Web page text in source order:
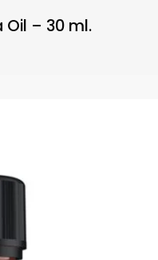
Oil – 30 ml.